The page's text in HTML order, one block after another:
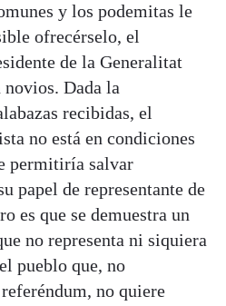
y los podemitas le
ofrecérselo, el
de la Generalitat
Dada la
recibidas, el
no está en condiciones
permitiría salvar
papel de representante de
es que se demuestra un
no representa ni siquiera
pueblo que, no
no quiere